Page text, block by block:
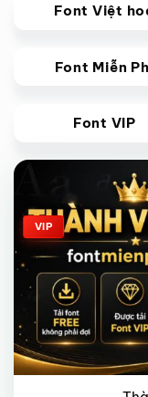
Font Việt
Font Miễn
Font VIP
Giảm giá!
VIP